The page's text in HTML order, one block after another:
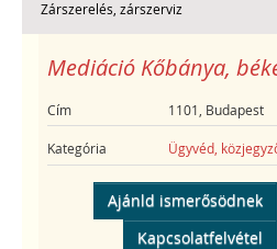
Zárszerelés, zárszerviz
Mediáció Kőbánya,
Cím 1101, Budapest
Kategória Ügyvéd,
Ajánld ismerősödnek
Kapcsolatfelvétel